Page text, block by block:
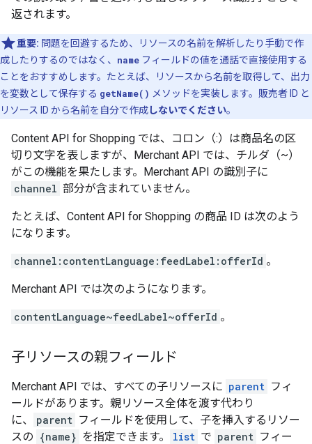
返されます。
重要: 問題を回避するため、リソースの名前を解析したり手動で作
成したりするのではなく、 name フィールドの値を通話で直接使用する
ことをおすすめします。たとえば、リソースから名前を取得して、出力
を変数として保存する getName() メソッドを実装します。 販売者 ID と
リソース ID から名前を自分で作成 しないでください。
Content API for Shopping では、コロン（:）は商品名の区
切り文字を表しますが、Merchant API では、チルダ（~）
がこの機能を果たします。Merchant API の識別子に
channel 部分が含まれていません。
たとえば、Content API for Shopping の商品 ID は次のよう
になります。
channel:contentLanguage:feedLabel:offerId 。
Merchant API では次のようになります。
contentLanguage~feedLabel~offerId 。
子リソースの親フィールド
Merchant API では、すべての子リソースに parent フィ
ールドがあります。親リソース全体を渡す代わり
に、
parent フィールドを使用して、子を挿入するリソー
スの {name} を指定できます。 list で parent フィー